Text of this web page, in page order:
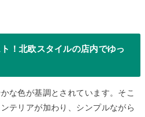
！北欧スタイルの店内でゆっ
な色が基調とされています。そこ
テリアが加わり、シンプルながら